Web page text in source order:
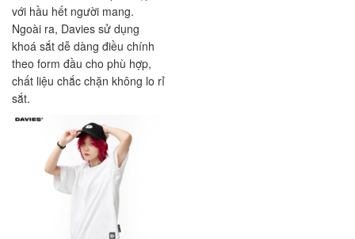
với hầu hết người mang.
Ngoài ra, Davies sử dụng
khoá sắt dễ dàng điều chính
theo form đầu cho phù hợp,
chất liệu chắc chặn không lo rỉ
sắt.